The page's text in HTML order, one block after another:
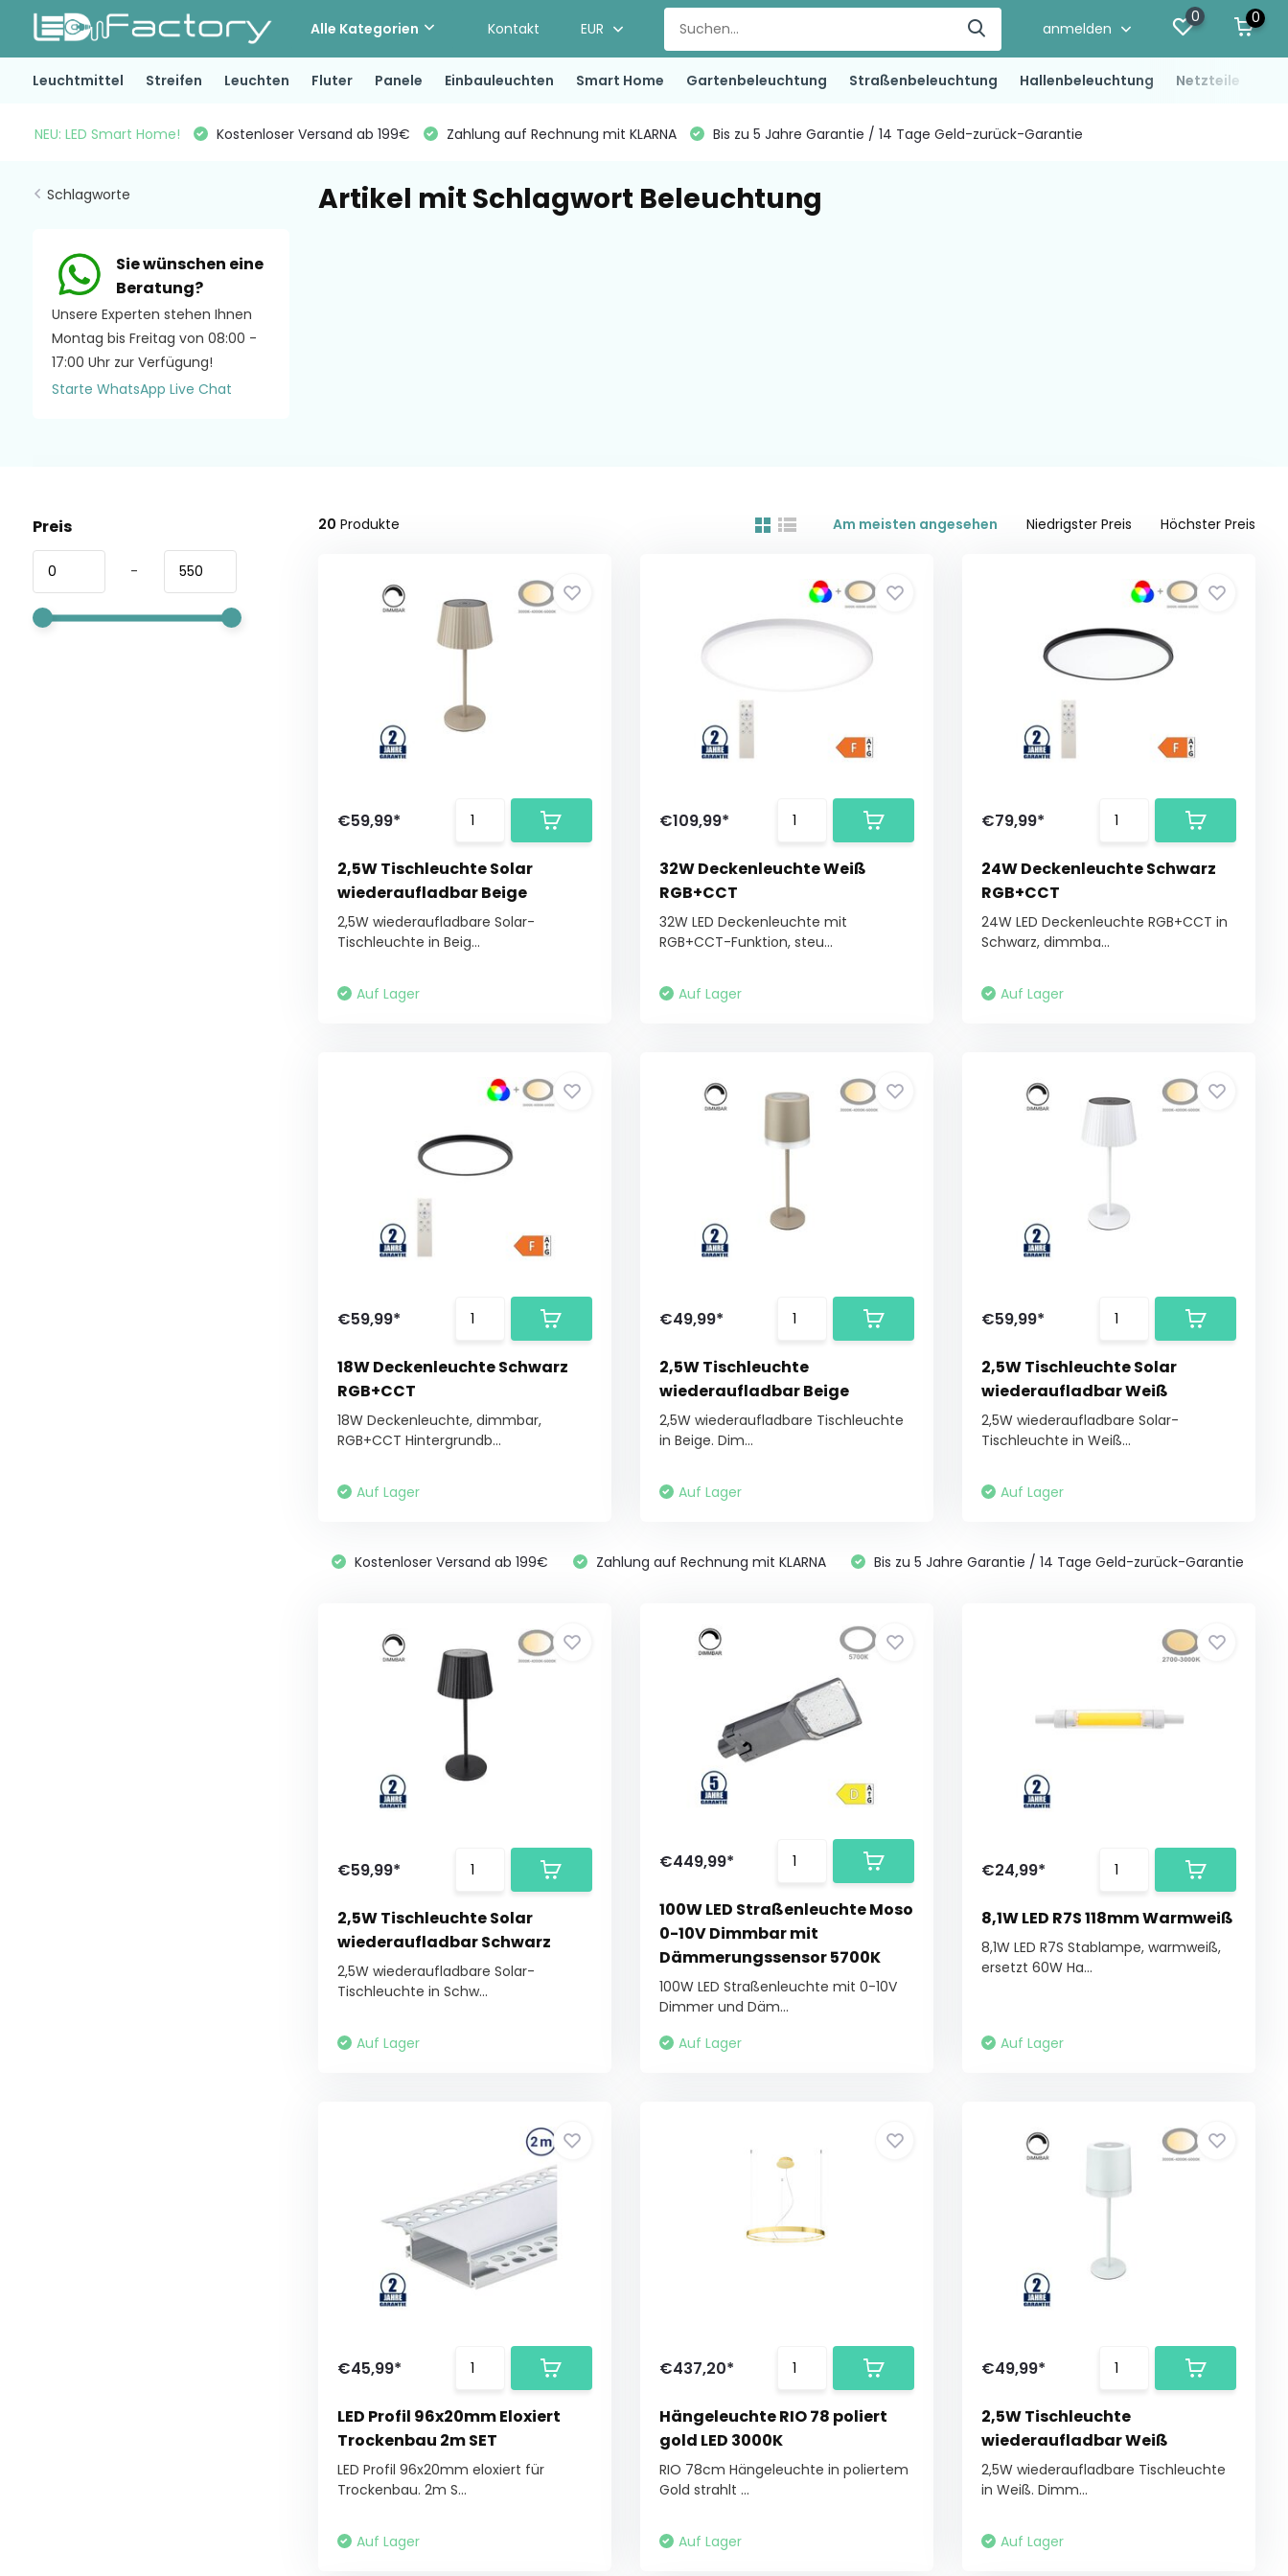
Alle Kategorien Kontakt EUR anmelden
0 0
Leuchtmittel Streifen Leuchten Fluter Panele Einbauleuchten Smart Home Gartenbeleuchtung Straßenbeleuchtung Hallenbeleuchtung Netzteile
NEU: LED Smart Home! Kostenloser Versand ab 199€ Zahlung auf Rechnung mit KLARNA Bis zu 5 Jahre Garantie / 14 Tage Geld-zurück-Garantie
Schlagworte
Sie wünschen eine
Beratung?
Unsere Experten stehen Ihnen
Montag bis Freitag von 08:00 -
17:00 Uhr zur Verfügung!
Starte WhatsApp Live Chat
Artikel mit Schlagwort Beleuchtung
Preis
-
20 Produkte Am meisten angesehen Niedrigster Preis Höchster Preis
€59,99*
2,5W Tischleuchte Solar
wiederaufladbar Beige
2,5W wiederaufladbare Solar-
Tischleuchte in Beig...
Auf Lager
€109,99*
32W Deckenleuchte Weiß
RGB+CCT
32W LED Deckenleuchte mit
RGB+CCT-Funktion, steu...
Auf Lager
€79,99*
24W Deckenleuchte Schwarz
RGB+CCT
24W LED Deckenleuchte RGB+CCT in
Schwarz, dimmba...
Auf Lager
€59,99*
18W Deckenleuchte Schwarz
RGB+CCT
18W Deckenleuchte, dimmbar,
RGB+CCT Hintergrundb...
Auf Lager
€49,99*
2,5W Tischleuchte
wiederaufladbar Beige
2,5W wiederaufladbare Tischleuchte
in Beige. Dim...
Auf Lager
€59,99*
2,5W Tischleuchte Solar
wiederaufladbar Weiß
2,5W wiederaufladbare Solar-
Tischleuchte in Weiß...
Auf Lager
Kostenloser Versand ab 199€ Zahlung auf Rechnung mit KLARNA Bis zu 5 Jahre Garantie / 14 Tage Geld-zurück-Garantie
€59,99*
2,5W Tischleuchte Solar
wiederaufladbar Schwarz
2,5W wiederaufladbare Solar-
Tischleuchte in Schw...
Auf Lager
€449,99*
100W LED Straßenleuchte Moso
0-10V Dimmbar mit
Dämmerungssensor 5700K
100W LED Straßenleuchte mit 0-10V
Dimmer und Däm...
Auf Lager
€24,99*
8,1W LED R7S 118mm Warmweiß
8,1W LED R7S Stablampe, warmweiß,
ersetzt 60W Ha...
Auf Lager
€45,99*
LED Profil 96x20mm Eloxiert
Trockenbau 2m SET
LED Profil 96x20mm eloxiert für
Trockenbau. 2m S...
Auf Lager
€437,20*
Hängeleuchte RIO 78 poliert
gold LED 3000K
RIO 78cm Hängeleuchte in poliertem
Gold strahlt ...
Auf Lager
€49,99*
2,5W Tischleuchte
wiederaufladbar Weiß
2,5W wiederaufladbare Tischleuchte
in Weiß. Dimm...
Auf Lager